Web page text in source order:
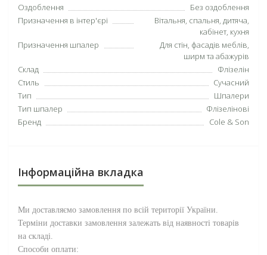
Оздоблення
Без оздоблення
Призначення в інтер'єрі
Вітальня, спальня, дитяча,
кабінет, кухня
Призначення шпалер
Для стін, фасадів меблів,
ширм та абажурів
Склад
Флізелін
Стиль
Сучасний
Тип
Шпалери
Тип шпалер
Флізелінові
Бренд
Cole & Son
Інформаційна вкладка
Ми доставляємо замовлення по всій території України.
Терміни доставки замовлення залежать від наявності товарів
на складі.
Способи оплати: